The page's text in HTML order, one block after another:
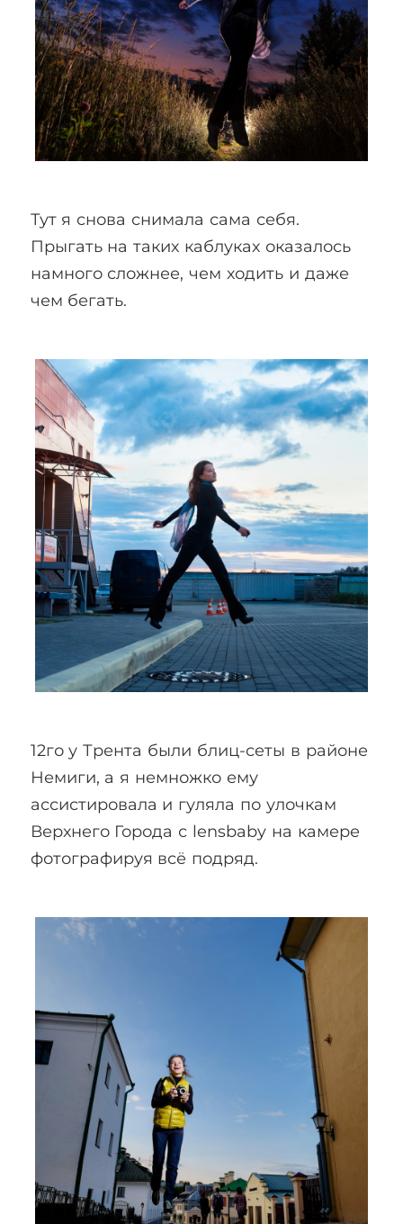
Тут я снова снимала сама себя.
Прыгать на таких каблуках оказалось
намного сложнее, чем ходить и даже
чем бегать.
12го у Трента были блиц-сеты в районе
Немиги, а я немножко ему
ассистировала и гуляла по улочкам
Верхнего Города с lensbaby на камере
фотографируя всё подряд.